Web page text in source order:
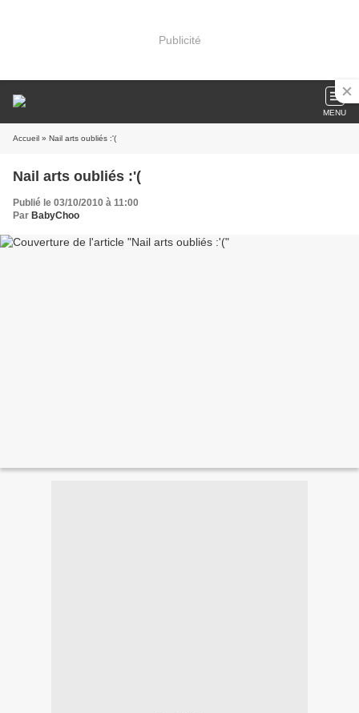
Publicité
MENU
Accueil » Nail arts oubliés :'(
Nail arts oubliés :'(
Publié le 03/10/2010 à 11:00
Par BabyChoo